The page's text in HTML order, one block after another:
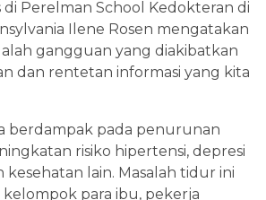
Perelman School Kedokteran di
Ilene Rosen mengatakan
gangguan yang diakibatkan
dan rentetan informasi yang kita
berdampak pada penurunan
risiko hipertensi, depresi
kesehatan lain. Masalah tidur ini
kelompok para ibu, pekerja